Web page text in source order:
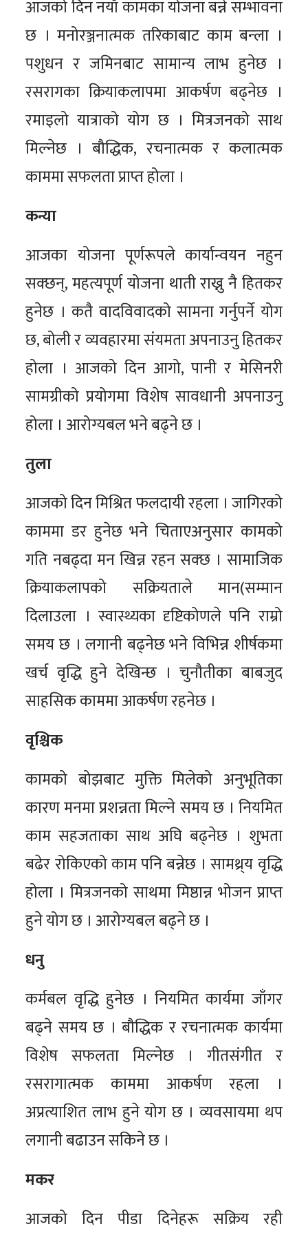
आजको दिन नयाँ कामका योजना बन्ने सम्भावना
छ । मनोरञ्जनात्मक तरिकाबाट काम बन्ला ।
पशुधन र जमिनबाट सामान्य लाभ हुनेछ ।
रसरागका क्रियाकलापमा आकर्षण बढ्नेछ ।
रमाइलो यात्राको योग छ । मित्रजनको साथ
मिल्नेछ । बौद्धिक, रचनात्मक र कलात्मक
काममा सफलता प्राप्त होला ।
कन्या
आजका योजना पूर्णरूपले कार्यान्वयन नहुन
सक्छन्, महत्यपूर्ण योजना थाती राख्नु नै हितकर
हुनेछ । कतै वादविवादको सामना गर्नुपर्ने योग
छ, बोली र व्यवहारमा संयमता अपनाउनु हितकर
होला । आजको दिन आगो, पानी र मेसिनरी
सामग्रीको प्रयोगमा विशेष सावधानी अपनाउनु
होला । आरोग्यबल भने बढ्ने छ ।
तुला
आजको दिन मिश्रित फलदायी रहला । जागिरको
काममा डर हुनेछ भने चिताएअनुसार कामको
गति नबढ्दा मन खिन्न रहन सक्छ । सामाजिक
क्रियाकलापको सक्रियताले मान(सम्मान
दिलाउला । स्वास्थ्यका दृष्टिकोणले पनि राम्रो
समय छ । लगानी बढ्नेछ भने विभिन्न शीर्षकमा
खर्च वृद्धि हुने देखिन्छ । चुनौतीका बाबजुद
साहसिक काममा आकर्षण रहनेछ ।
वृश्चिक
कामको बोझबाट मुक्ति मिलेको अनुभूतिका
कारण मनमा प्रशन्नता मिल्ने समय छ । नियमित
काम सहजताका साथ अघि बढ्नेछ । शुभता
बढेर रोकिएको काम पनि बन्नेछ । सामथ्र्य वृद्धि
होला । मित्रजनको साथमा मिष्ठान्न भोजन प्राप्त
हुने योग छ । आरोग्यबल बढ्ने छ ।
धनु
कर्मबल वृद्धि हुनेछ । नियमित कार्यमा जाँगर
बढ्ने समय छ । बौद्धिक र रचनात्मक कार्यमा
विशेष सफलता मिल्नेछ । गीतसंगीत र
रसरागात्मक काममा आकर्षण रहला ।
अप्रत्याशित लाभ हुने योग छ । व्यवसायमा थप
लगानी बढाउन सकिने छ ।
मकर
आजको दिन पीडा दिनेहरू सक्रिय रही